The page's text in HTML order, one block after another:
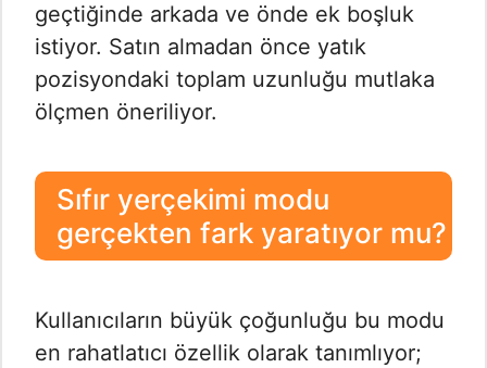
geçtiğinde arkada ve önde ek boşluk
istiyor. Satın almadan önce yatık
pozisyondaki toplam uzunluğu mutlaka
ölçmen öneriliyor.
Sıfır yerçekimi modu
gerçekten fark yaratıyor mu?
Kullanıcıların büyük çoğunluğu bu modu
en rahatlatıcı özellik olarak tanımlıyor;